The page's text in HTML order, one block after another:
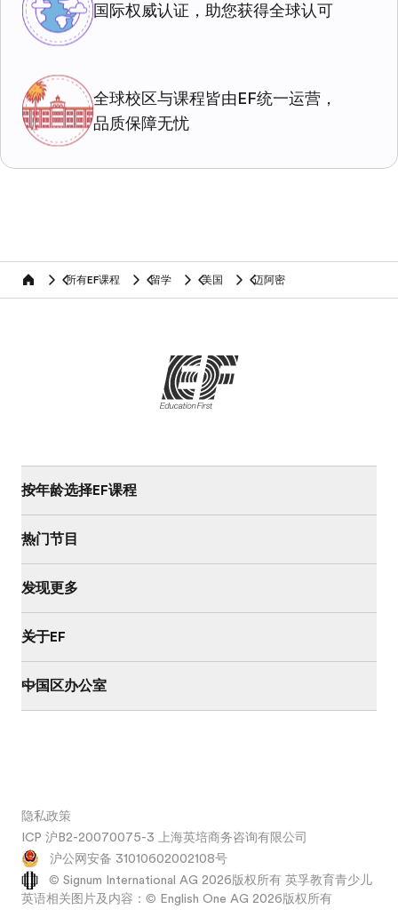
国际权威认证，助您获得全球认可
全球校区与课程皆由EF统一运营，
品质保障无忧
home 所有EF课程 留学 美国 迈阿密
按年龄选择EF课程
热门节目
发现更多
关于EF
中国区办公室
隐私政策
ICP 沪B2-20070075-3 上海英培商务咨询有限公司
沪公网安备 31010602002108号
© Signum International AG 2026版权所有 英孚教育青少儿
英语相关图片及内容：© English One AG 2026版权所有